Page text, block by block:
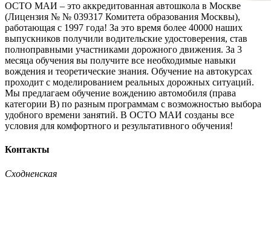
ОСТО МАИ – это аккредитованная автошкола в Москве
(Лицензия № № 039317 Комитета образования Москвы),
работающая с 1997 года! За это время более 40000 наших
выпускников получили водительские удостоверения, став
полноправными участниками дорожного движения. За 3
месяца обучения вы получите все необходимые навыки
вождения и теоретические знания. Обучение на автокурсах
проходит с моделированием реальных дорожных ситуаций.
Мы предлагаем обучение вождению автомобиля (права
категории B) по разным программам с возможностью выбора
удобного времени занятий. В ОСТО МАИ созданы все
условия для комфортного и результативного обучения!
Контакты
Сходненская